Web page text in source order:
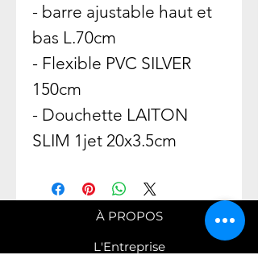
- barre ajustable haut et
bas L.70cm
- Flexible PVC SILVER
150cm
- Douchette LAITON
SLIM 1jet 20x3.5cm
À PROPOS
L'Entreprise